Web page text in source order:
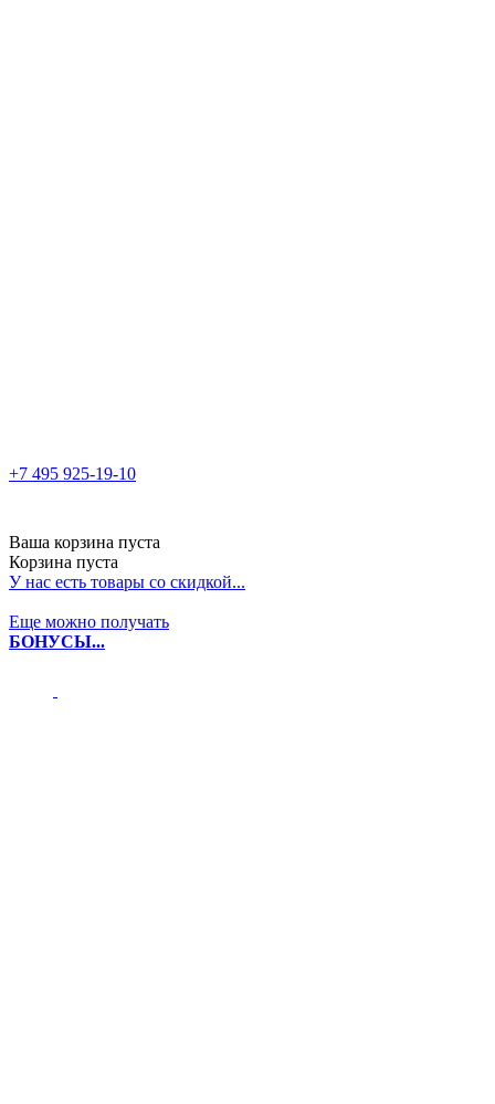
+7 495 925-19-10
Ваша корзина пуста
Корзина пуста
У нас есть товары со скидкой...
Еще можно получать
БОНУСЫ...